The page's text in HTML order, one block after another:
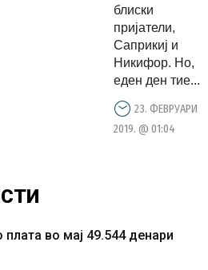
смируваат
и
почнуваат
ново
блиски
пријатели,
Саприкиј и
Никифор. Но,
еден ден тие...
23. ФЕВРУАРИ
2019. @ 01:04
плата во мај 49.544 денари